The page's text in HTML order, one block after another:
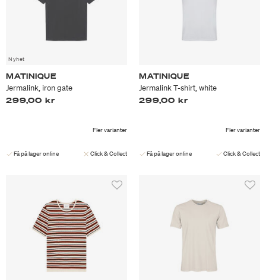
Nyhet
MATINIQUE
Jermalink, iron gate
299,00 kr
Fler varianter
Få på lager online Click & Collect
MATINIQUE
Jermalink T-shirt, white
299,00 kr
Fler varianter
Få på lager online Click & Collect